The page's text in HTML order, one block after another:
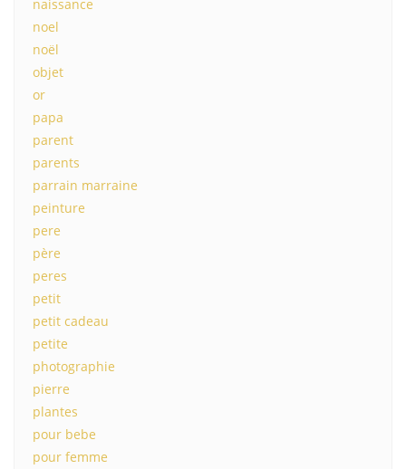
naissance
noel
noël
objet
or
papa
parent
parents
parrain marraine
peinture
pere
père
peres
petit
petit cadeau
petite
photographie
pierre
plantes
pour bebe
pour femme